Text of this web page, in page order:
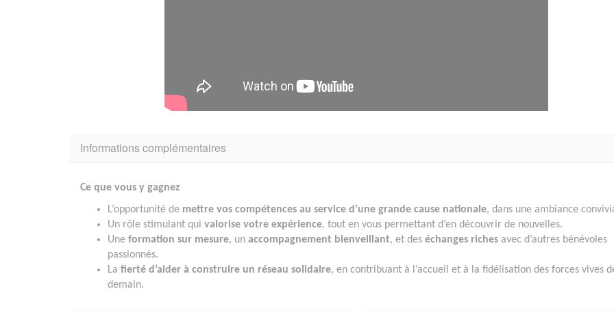
Informations complémentaires
Ce que vous y gagnez
L’opportunité de mettre vos compétences au service d’une grande cause nationale, dans une ambiance
Un rôle stimulant qui valorise votre expérience, tout en vous permettant d’en découvrir de nouvelles.
Une formation sur mesure, un accompagnement bienveillant, et des échanges riches avec d’autres bénévoles
passionnés.
La fierté d’aider à construire un réseau solidaire, en contribuant à l’accueil et à la fidélisation des forces vives
demain.